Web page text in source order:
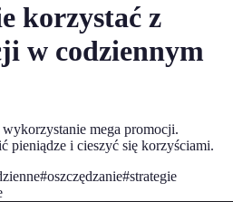
korzystać z
w codziennym
mega promocji.
pieniądze i cieszyć się korzyściami.
#oszczędzanie#strategie